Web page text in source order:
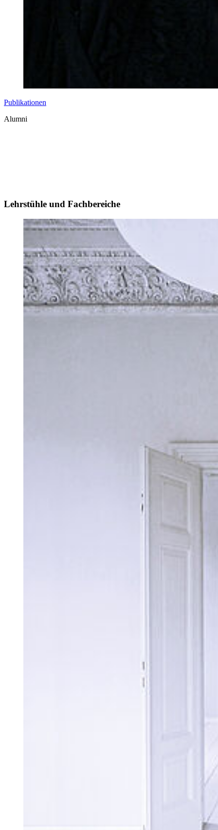
Publikationen
Alumni
Lehrstühle und Fachbereiche